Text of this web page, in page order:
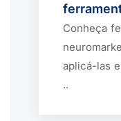
Conheça
aplicá-las
..